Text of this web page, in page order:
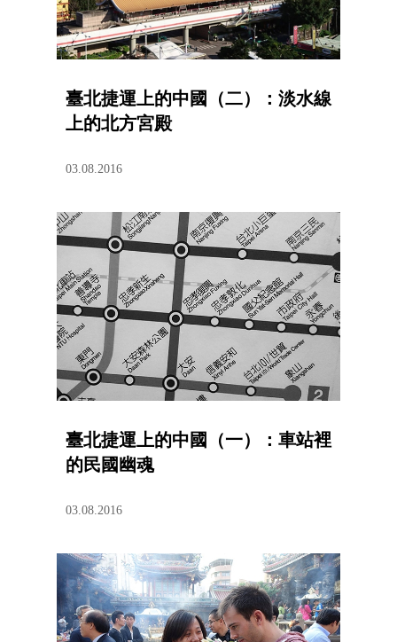
臺北捷運上的中國（二）：淡水線
上的北方宮殿
03.08.2016
臺北捷運上的中國（一）：車站裡
的民國幽魂
03.08.2016